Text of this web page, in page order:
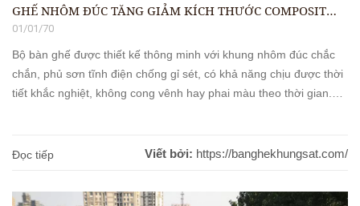
GHẾ NHÔM ĐÚC TĂNG GIẢM KÍCH THƯỚC COMPOSIT
ĐEN CHO VUA CÁ LONG PHƯỢNG TẠI HÒA BÌNH
01/01/70
Bộ bàn ghế được thiết kế thông minh với khung nhôm đúc chắc
chắn, phủ sơn tĩnh điện chống gỉ sét, có khả năng chịu được thời
tiết khắc nghiệt, không cong vênh hay phai màu theo thời gian.
Đọc tiếp Viết bởi: https://banghekhungsat.com/